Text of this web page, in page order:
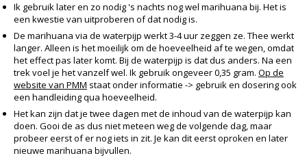
Ik gebruik later en zo nodig 's nachts nog wel marihuana bij. Het is
een kwestie van uitproberen of dat nodig is.
De marihuana via de waterpijp werkt 3-4 uur zeggen ze. Thee werkt
langer. Alleen is het moeilijk om de hoeveelheid af te wegen, omdat
het effect pas later komt. Bij de waterpijp is dat dus anders. Na een
trek voel je het vanzelf wel. Ik gebruik ongeveer 0,35 gram. Op de
website van PMM staat onder informatie -> gebruik en dosering ook
een handleiding qua hoeveelheid.
Het kan zijn dat je twee dagen met de inhoud van de waterpijp kan
doen. Gooi de as dus niet meteen weg de volgende dag, maar
probeer eerst of er nog iets in zit. Je kan dit eerst oproken en later
nieuwe marihuana bijvullen.